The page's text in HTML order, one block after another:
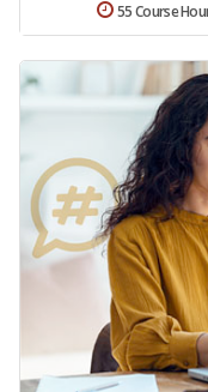
55 Course